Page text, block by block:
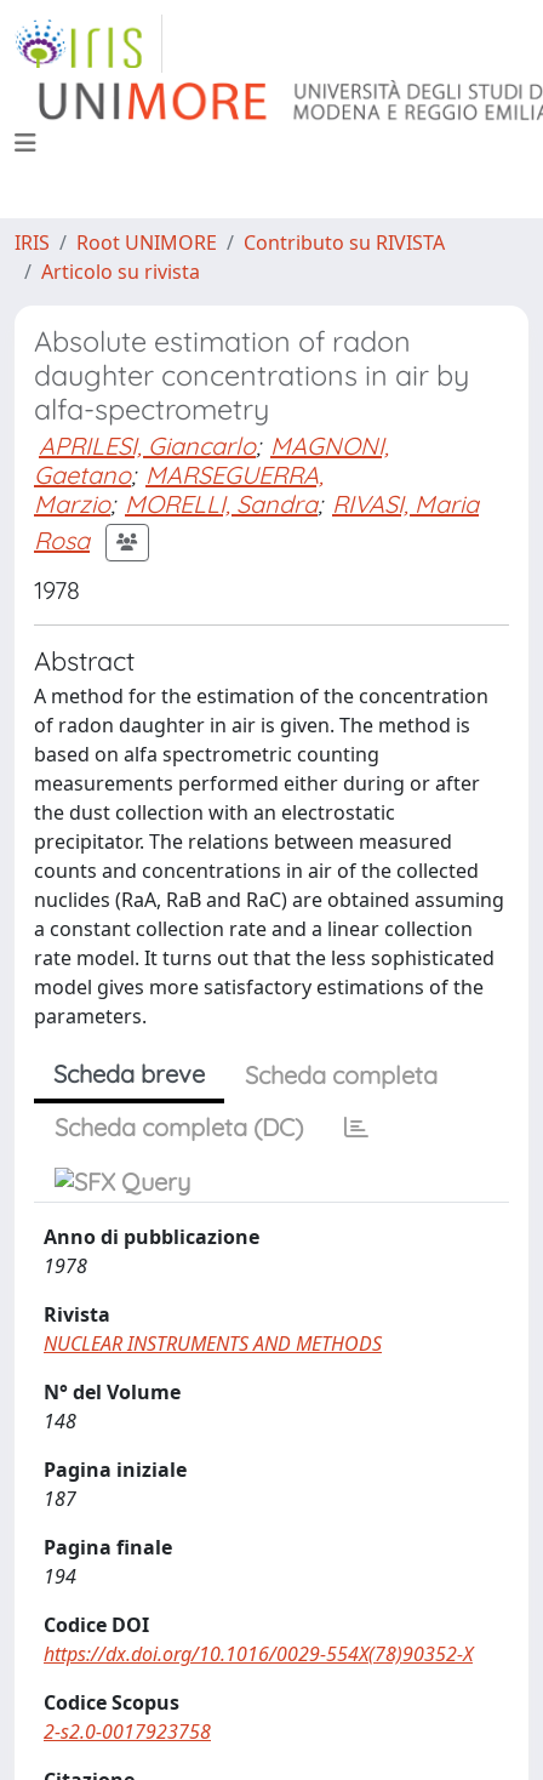
IRIS Root UNIMORE
Contributo su RIVISTA
Articolo su rivista
Absolute estimation of radon
daughter concentrations in air by
alfa-spectrometry
APRILESI, Giancarlo; MAGNONI,
Gaetano; MARSEGUERRA,
Marzio; MORELLI, Sandra; RIVASI, Maria
Rosa
1978
Abstract
A method for the estimation of the concentration
of radon daughter in air is given. The method is
based on alfa spectrometric counting
measurements performed either during or after
the dust collection with an electrostatic
precipitator. The relations between measured
counts and concentrations in air of the collected
nuclides (RaA, RaB and RaC) are obtained assuming
a constant collection rate and a linear collection
rate model. It turns out that the less sophisticated
model gives more satisfactory estimations of the
parameters.
Scheda breve
Scheda completa
Scheda completa (DC)
Anno di pubblicazione
1978
Rivista
NUCLEAR INSTRUMENTS AND METHODS
N° del Volume
148
Pagina iniziale
187
Pagina finale
194
Codice DOI
https://dx.doi.org/10.1016/0029-554X(78)90352-X
Codice Scopus
2-s2.0-0017923758